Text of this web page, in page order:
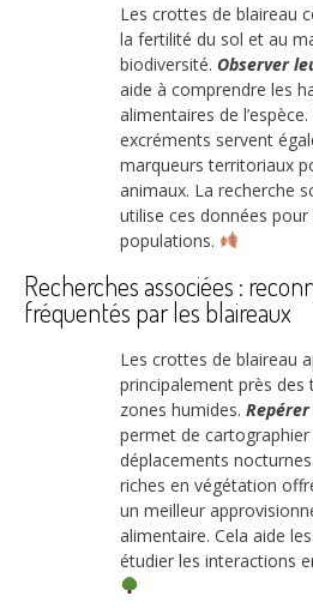
Les crottes de blaireau
la fertilité du sol et au
biodiversité. Observer
aide à comprendre les
alimentaires de l’espèce.
excréments servent
marqueurs territoriaux
animaux. La recherche
utilise ces données pour
populations.
Recherches associées :
fréquentés par les blaireaux
Les crottes de blaireau
principalement près des
zones humides.
permet de cartographier
déplacements
riches en végétation
un meilleur
alimentaire. Cela aide
étudier les interactions